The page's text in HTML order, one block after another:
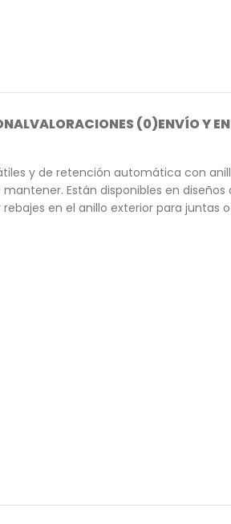
VALORACIONES (0)ENVÍO Y
y de retención automática con
Están disponibles en
en el anillo exterior para juntas